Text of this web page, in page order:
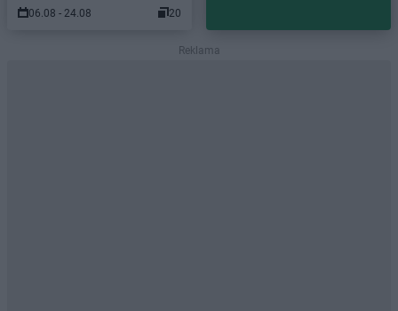
06.08 - 24.08
20
Reklama